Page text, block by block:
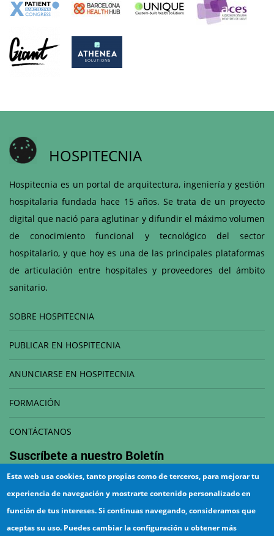
HOSPITECNIA
Hospitecnia es un portal de arquitectura, ingeniería y gestión
hospitalaria fundada hace 15 años. Se trata de un proyecto
digital que nació para aglutinar y difundir el máximo volumen
de conocimiento funcional y tecnológico del sector
hospitalario, y que hoy es una de las principales plataformas
de articulación entre hospitales y proveedores del ámbito
sanitario.
SOBRE HOSPITECNIA
PUBLICAR EN HOSPITECNIA
ANUNCIARSE EN HOSPITECNIA
FORMACIÓN
CONTÁCTANOS
Suscríbete a nuestro Boletín
Esta web usa cookies, tanto propias como de terceros, para mejorar tu
experiencia de navegación y mostrarte contenido personalizado en
función de tus intereses. Si continuas navegando, consideramos que
aceptas su uso. Puedes cambiar la configuración u obtener más